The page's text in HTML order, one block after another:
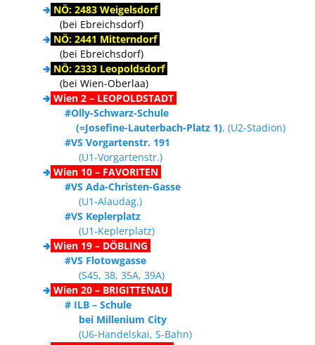
🢂 NÖ: 2483 Weigelsdorf
(bei Ebreichsdorf)
🢂 NÖ: 2441 Mitterndorf
(bei Ebreichsdorf)
🢂 NÖ: 2333 Leopoldsdorf
(bei Wien-Oberlaa)
🢂 Wien 2 – LEOPOLDSTADT
#Olly-Schwarz-Schule
(=Josefine-Lauterbach-Platz 1), (U2-Stadion)
#VS Vorgartenstr. 191
(U1-Vorgartenstr.)
🢂 Wien 10 – FAVORITEN
#VS Ada-Christen-Gasse
(U1-Alaudag.)
#VS Keplerplatz
(U1-Keplerplatz)
🢂 Wien 19 – DÖBLING
#VS Flotowgasse
(S45, 38, 35A, 39A)
🢂 Wien 20 – BRIGITTENAU
# ILB – Schule
bei Millenium City
(U6-Handelskai, S-Bahn)